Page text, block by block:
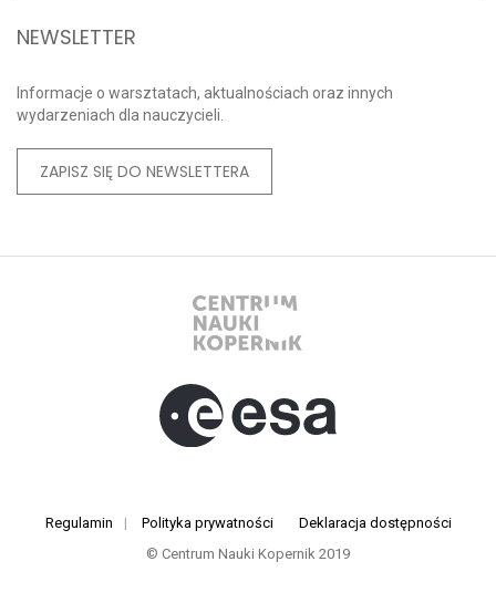
NEWSLETTER
Informacje o warsztatach, aktualnościach oraz innych
wydarzeniach dla nauczycieli.
ZAPISZ SIĘ DO NEWSLETTERA
Regulamin | Polityka prywatności
Deklaracja dostępności
© Centrum Nauki Kopernik 2019